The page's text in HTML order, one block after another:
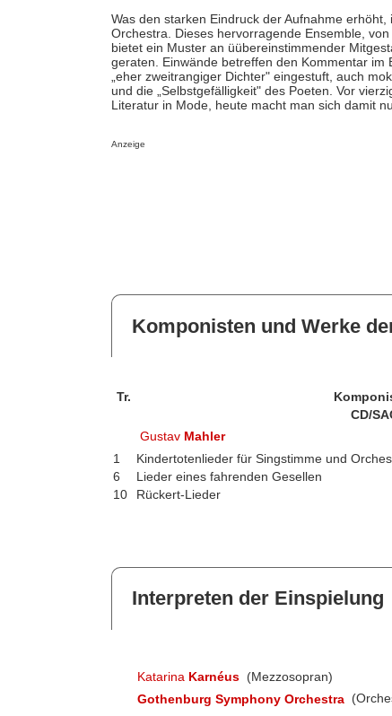
Was den starken Eindruck der Aufnahme
Orchestra. Dieses hervorragende Ensemble,
bietet ein Muster an üübereinstimmender
geraten. Einwände betreffen den Kommentar
„eher zweitrangiger Dichter" eingestuft, auch
und die „Selbstgefälligkeit" des Poeten. Vor
Literatur in Mode, heute macht man sich damit
Anzeige
Komponisten und Werke
Tr.
CD/
Gustav Mahler
1
Kindertotenlieder für Singstimme und
6
Lieder eines fahrenden Gesellen
10
Rückert-Lieder
Interpreten der Einspielung
Katarina Karnéus (Mezzosopran)
Gothenburg Symphony Orchestra